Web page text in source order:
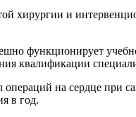
хирургии и
квалификации
на сердце при
в год.